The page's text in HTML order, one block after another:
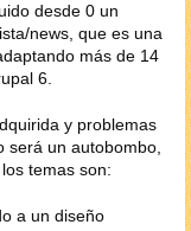
desde 0 un
news, que es una
más de 14
6.
y problemas
será un autobombo,
temas son:
a un diseño